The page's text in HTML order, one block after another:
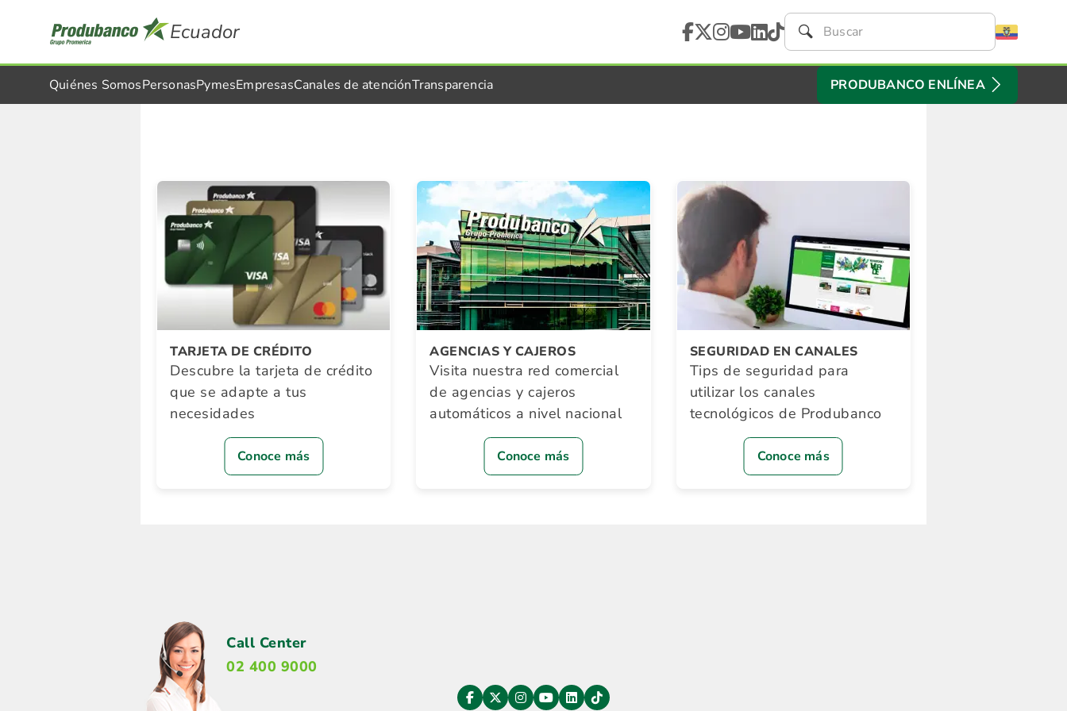
Ecuador
Quiénes SomosPersonasPymesEmpresasCanales de atenciónTransparencia PRODUBANCO ENLÍNEA
TARJETA DE CRÉDITO
Descubre la tarjeta de crédito
que se adapte a tus
necesidades
Conoce más
AGENCIAS Y CAJEROS
Visita nuestra red comercial
de agencias y cajeros
automáticos a nivel nacional
Conoce más
SEGURIDAD EN CANALES
Tips de seguridad para
utilizar los canales
tecnológicos de Produbanco
Conoce más
Call Center
02 400 9000